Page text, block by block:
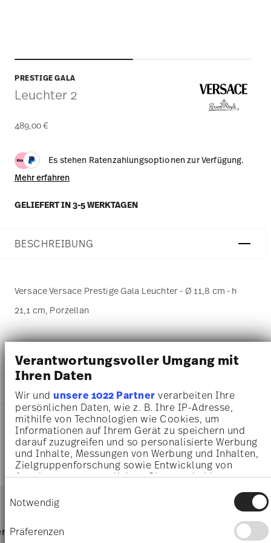
Verantwortungsvoller Umgang mit
Ihren Daten
Wir undunsere 1022 Partner verarbeiten Ihre
persönlichen Daten, wie z. B. Ihre IP-Adresse,
mithilfe von Technologien wie Cookies, um
Informationen auf Ihrem Gerät zu speichern und
darauf zuzugreifen und so personalisierte Werbung
und Inhalte, Messungen von Werbung und Inhalten,
Zielgruppenforschung sowie Entwicklung von
Angeboten zu ermöglichen. Sie entscheiden
Sie können Ihre Einwilligung jederzeit über die
Cookie-Erklärung oder durch Klicken auf das
Privacy Trigger Symbol ändern oder widerrufen
Notwendig
Präferenzen
PRESTIGE GALA
Leuchter 2
489,00 €
Es stehen Ratenzahlungsoptionen zur Verfügung.
Mehr erfahren
GELIEFERT IN 3-5 WERKTAGEN
BESCHREIBUNG
Versace Versace Prestige Gala Leuchter - Ø 11,8 cm - h
21,1 cm, Porzellan
DETAILS
Versace
Prestige Gala
Prestige Gala
Porzellan
14097-403637-25712
4012437353006
DE
2015
MA
11,80 cm
8,60 cm
8,60 cm
21,10 cm
352 gr
27,00 cm
PFLEGE- UND
SICHERHEITSINFORMATIONEN
Nur von Hand reinigen
LIEFERUNG UND RÜCKSENDUNG
Lieferzeiten & Versand
Footer